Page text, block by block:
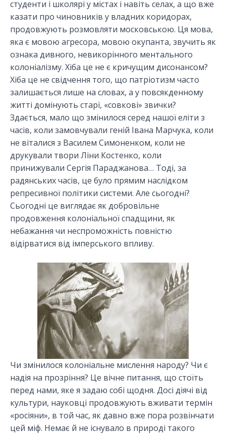
студенти і школярі у містах і навіть селах, а що вже
казати про чиновників у владних коридорах,
продовжують розмовляти московською. Ця мова,
яка є мовою агресора, мовою окупанта, звучить як
ознака дивного, невикорінного ментального
колоніалізму. Хіба це не є кричущим дисонансом?
Хіба це не свідчення того, що патріотизм часто
залишається лише на словах, а у повсякденному
житті домінують старі, «совкові» звички?
Здається, мало що змінилося серед нашої еліти з
часів, коли замовчували геній Івана Марчука, коли
не віталися з Василем Симоненком, коли не
друкували твори Ліни Костенко, коли
принижували Сергія Параджанова… Тоді, за
радянських часів, це було прямим наслідком
репресивної політики системи. Але сьогодні?
Сьогодні це виглядає як добровільне
продовження колоніальної спадщини, як
небажання чи неспроможність повністю
відірватися від імперського впливу.
Чи змінилося колоніальне мислення народу? Чи є
надія на прозріння? Це вічне питання, що стоїть
перед нами, яке я задаю собі щодня. Досі діячі від
культури, науковці продовжують вживати термін
«росіяни», в той час, як давно вже пора розвінчати
цей міф. Немає й не існувало в природі такого